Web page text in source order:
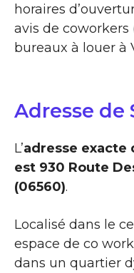
horaires
avis de coworkers
bureaux à louer à
Adresse de
L’adresse exacte
est 930 Route
(06560).
Localisé dans le
espace de co
dans un quartier